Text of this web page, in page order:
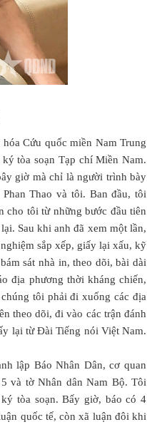
Cứu quốc miền Nam Trung
tòa soạn Tạp chí Miền Nam.
giờ mà chỉ là người trình bày
Thao và tôi. Ban đầu, tôi
cho tôi từ những bước đầu tiên
Sau khi anh đã xem một lần,
sắp xếp, giấy lại xấu, kỹ
sát nhà in, theo dõi, bài dài
địa phương thời kháng chiến,
tôi phải đi xuống các địa
theo dõi, đi vào các trận đánh
lại từ Đài Tiếng nói Việt Nam.
lập Báo Nhân Dân, cơ quan
và tờ Nhân dân Nam Bộ. Tôi
tòa soạn. Bấy giờ, báo có 4
quốc tế, còn xã luận đôi khi